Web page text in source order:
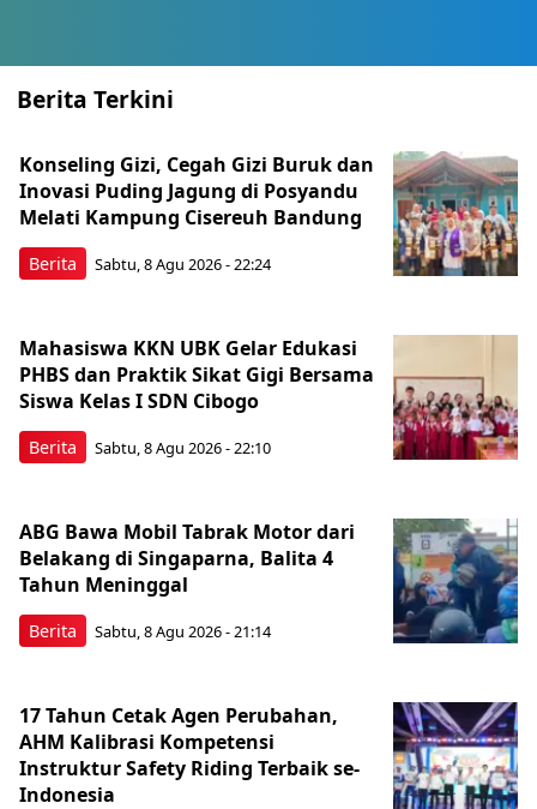
Berita Terkini
Berita
Konseling Gizi, Cegah Gizi Buruk dan
Inovasi Puding Jagung di Posyandu
Melati Kampung Cisereuh Bandung
Sabtu, 8 Agu 2026 - 22:24
Berita
Mahasiswa KKN UBK Gelar Edukasi
PHBS dan Praktik Sikat Gigi Bersama
Siswa Kelas I SDN Cibogo
Sabtu, 8 Agu 2026 - 22:10
Berita
ABG Bawa Mobil Tabrak Motor dari
Belakang di Singaparna, Balita 4
Tahun Meninggal
Sabtu, 8 Agu 2026 - 21:14
17 Tahun Cetak Agen Perubahan,
AHM Kalibrasi Kompetensi
Instruktur Safety Riding Terbaik se-
Indonesia